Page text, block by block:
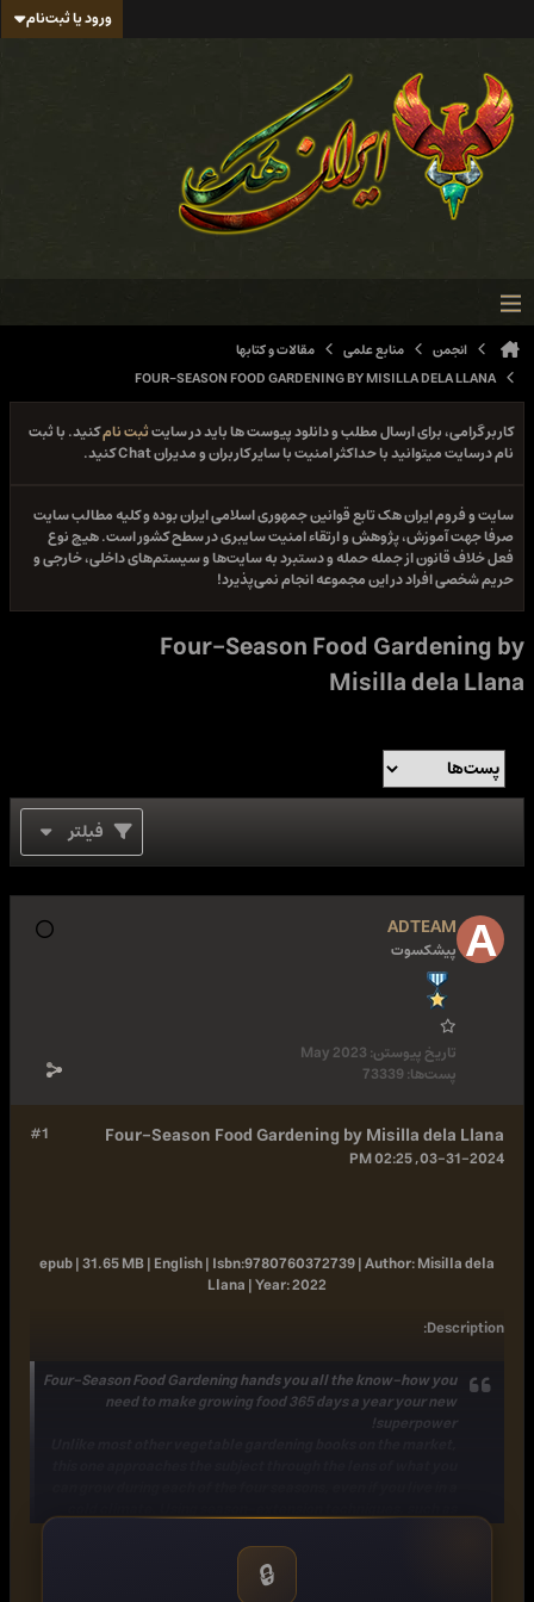
ورود یا ثبت‌نام
انجمن منابع علمی
مقالات و کتابها
FOUR-SEASON FOOD GARDENING BY MISILLA DELA LLANA
کاربر گرامی، برای ارسال مطلب و دانلود پیوست ها باید در سایتثبت نامکنید. با ثبت
نام درسایت میتوانید با حداکثر امنیت با سایر کاربران و مدیران Chat کنید.
سایت و فروم ایران هک تابع قوانین جمهوری اسلامی ایران بوده و کلیه مطالب سایت
صرفا جهت آموزش، پژوهش و ارتقاء امنیت سایبری در سطح کشور است. هیچ نوع
فعل خلاف قانون از جمله حمله و دستبرد به سایت‌ها و سیستم‌های داخلی، خارجی و
حریم شخصی افراد در این مجموعه انجام نمی‌پذیرد!
Four-Season Food Gardening by
Misilla dela Llana
فیلتر
ADTEAM
پیشکسوت
تاریخ پیوستن:May 2023
پست‌ها:73339
#1 Four-Season Food Gardening by Misilla dela Llana
03-31-2024, 02:25 PM
epub | 31.65 MB | English |Isbn:9780760372739 |Author:Misilla dela
Llana |Year:2022
Description
:
Four-Season Food Gardeninghands you all the know-how you
need to make growing food 365 days a year your new
superpower!
mixture of annual and perennial crops
eating from your backyard through all 12
🔒